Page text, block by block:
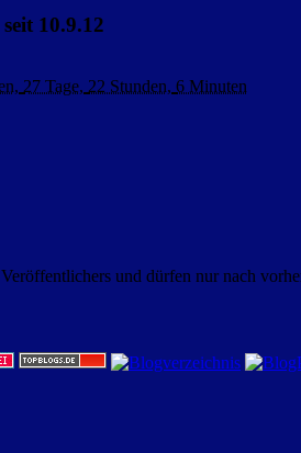
10.9.12
27 Tage, 22 Stunden, 6 Minuten
und dürfen nur nach